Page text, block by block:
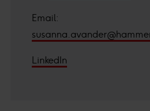
Email:
LinkedIn